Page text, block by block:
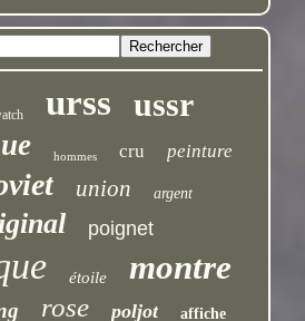
urss ussr
hommes cru peinture
union argent
poignet
étoile montre
rose poljot affiche